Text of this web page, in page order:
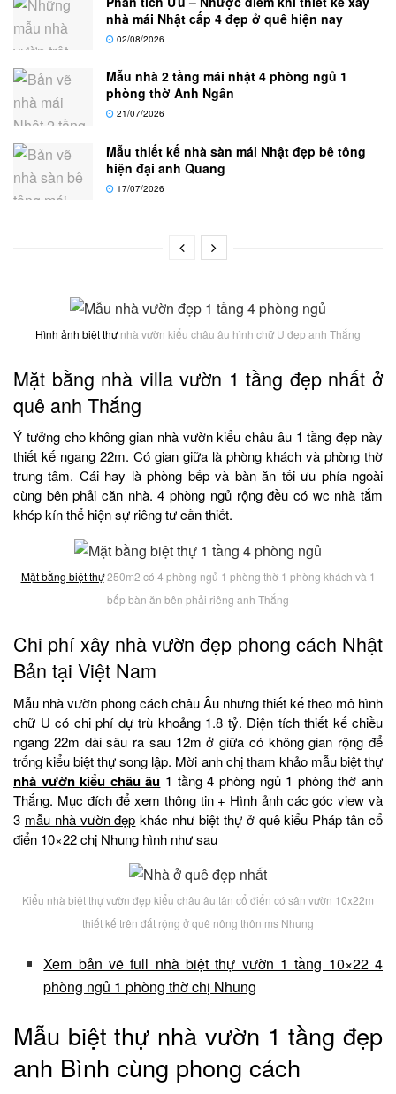
nhà mái Nhật cấp 4 đẹp ở quê hiện nay
02/08/2026
Mẫu nhà 2 tầng mái nhật 4 phòng ngủ 1
phòng thờ Anh Ngân
21/07/2026
Mẫu thiết kế nhà sàn mái Nhật đẹp bê tông
hiện đại anh Quang
17/07/2026
Hình ảnh biệt thựnhà vườn kiểu châu âu hình chữ U đẹp anh Thắng
Mặt bằng nhà villa vườn 1 tầng đẹp nhất ở
quê anh Thắng
Ý tưởng cho không gian nhà vườn kiểu châu âu 1 tầng đẹp này
thiết kế ngang 22m. Có gian giữa là phòng khách và phòng thờ
trung tâm. Cái hay là phòng bếp và bàn ăn tối ưu phía ngoài
cùng bên phải căn nhà. 4 phòng ngủ rộng đều có wc nhà tắm
khép kín thể hiện sự riêng tư cần thiết.
Mặt bằng biệt thự250m2 có 4 phòng ngủ 1 phòng thờ 1 phòng khách và 1
bếp bàn ăn bên phải riêng anh Thắng
Chi phí xây nhà vườn đẹp phong cách Nhật
Bản tại Việt Nam
Mẫu nhà vườn phong cách châu Âu nhưng thiết kế theo mô hình
chữ U có chi phí dự trù khoảng 1.8 tỷ. Diện tích thiết kế chiều
ngang 22m dài sâu ra sau 12m ở giữa có không gian rộng để
trống kiểu biệt thự song lập. Mời anh chị tham khảo mẫu biệt thự
nhà vườn kiểu châu âu 1 tầng 4 phòng ngủ 1 phòng thờ anh
Thắng. Mục đích để xem thông tin + Hình ảnh các góc view và
3 mẫu nhà vườn đẹp khác như biệt thự ở quê kiểu Pháp tân cổ
điển 10×22 chị Nhung hình như sau
Kiểu nhà biệt thự vườn đẹp kiểu châu âu tân cổ điển có sân vườn 10x22m
thiết kế trên đất rộng ở quê nông thôn ms Nhung
Xem bản vẽ full nhà biệt thự vườn 1 tầng 10×22 4
phòng ngủ 1 phòng thờ chị Nhung
Mẫu biệt thự nhà vườn 1 tầng đẹp
anh Bình cùng phong cách